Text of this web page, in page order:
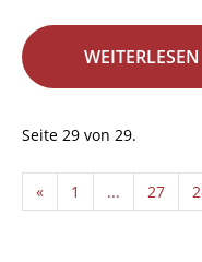
WEITERLESEN
Seite 29 von 29.
« 1 ... 27